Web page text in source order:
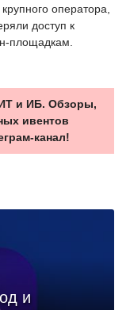
оператора,
доступ к
площадкам.
и ИБ. Обзоры,
ивентов
канал!
и